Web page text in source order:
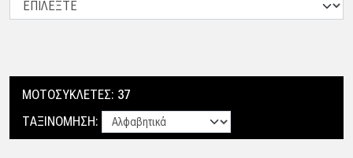
ΜΟΤΟΣΥΚΛΕΤΕΣ: 37
ΤΑΞΙΝΟΜΗΣΗ: